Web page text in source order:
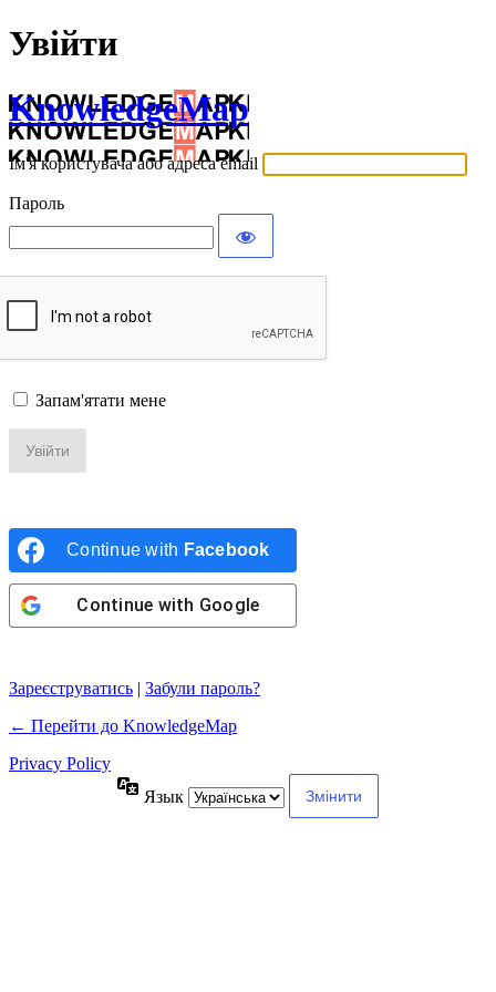
Увійти
KnowledgeMap
Ім'я користувача або адреса email
Пароль
Запам'ятати мене
Continue with Facebook
Continue with Google
Зареєструватись | Забули пароль?
← Перейти до KnowledgeMap
Privacy Policy
Язык